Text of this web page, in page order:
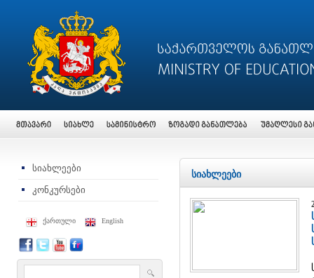
სიახლეები
კონკურსები
ქართული English
სიახლეები